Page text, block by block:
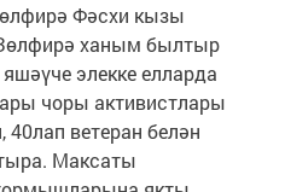
Фәсхи кызы
ханым былтыр
элекке елларда
чоры активистлары
40лап ветеран белән
Максаты